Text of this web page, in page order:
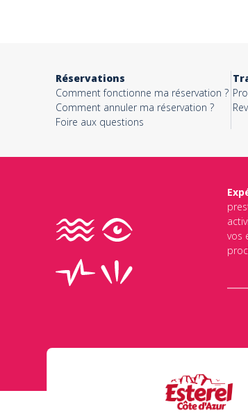
Message*
Réservations
Comment fonctionne ma réservation ?
Comment annuler ma réservation ?
Foire aux questions
vos